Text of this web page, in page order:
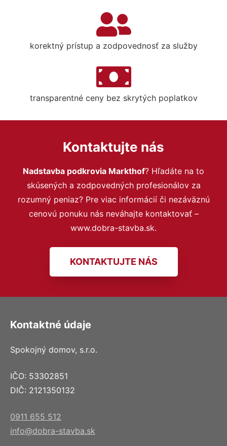
korektný prístup a zodpovednosť za služby
transparentné ceny bez skrytých poplatkov
Kontaktujte nás
Nadstavba podkrovia Markthof? Hľadáte na to
skúsených a zodpovedných profesionálov za
rozumný peniaz? Pre viac informácií či nezáväznú
cenovú ponuku nás neváhajte kontaktovať –
www.dobra-stavba.sk.
KONTAKTUJTE NÁS
Kontaktné údaje
Spokojný domov, s.r.o.
IČO: 53302851
DIČ: 2121350132
0911 655 512
info@dobra-stavba.sk